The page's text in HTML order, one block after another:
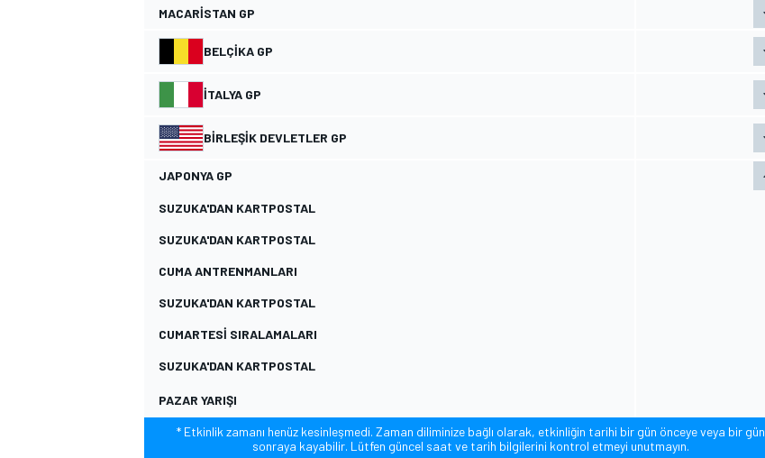
WRC
TÜRK SPORCULAR
MACARISTAN GP
BELÇIKA GP
İTALYA GP
BIRLEŞIK DEVLETLER GP
JAPONYA GP
SUZUKA'DAN KARTPOSTAL
SUZUKA'DAN KARTPOSTAL
CUMA ANTRENMANLARI
SUZUKA'DAN KARTPOSTAL
CUMARTESI SIRALAMALARI
SUZUKA'DAN KARTPOSTAL
PAZAR YARIŞI
* Etkinlik zamanı henüz kesinleşmedi. Zaman diliminize bağlı olarak, etkinliğin tarihi bir gün önceye veya bir gün
sonraya kayabilir. Lütfen güncel saat ve tarih bilgilerini kontrol etmeyi unutmayın.